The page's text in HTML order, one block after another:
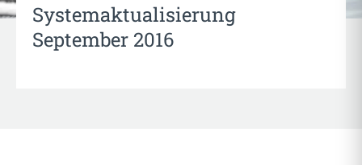
Systemaktualisierung
September 2016